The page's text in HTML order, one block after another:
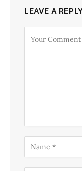
LEAVE A